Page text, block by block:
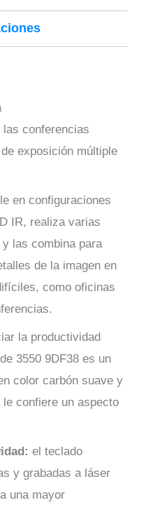
conferencias
exposición múltiple
en configuraciones
IR, realiza varias
las combina para
de la imagen en
como oficinas
la productividad
3550 9DF38 es un
color carbón suave y
confiere un aspecto
el teclado
y grabadas a láser
una mayor